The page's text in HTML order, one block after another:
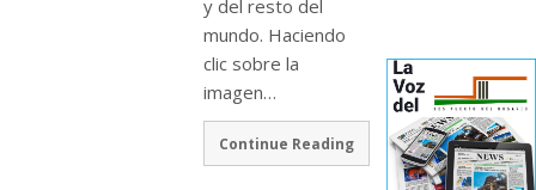
y del resto del
mundo. Haciendo
clic sobre la
imagen…
Continue Reading